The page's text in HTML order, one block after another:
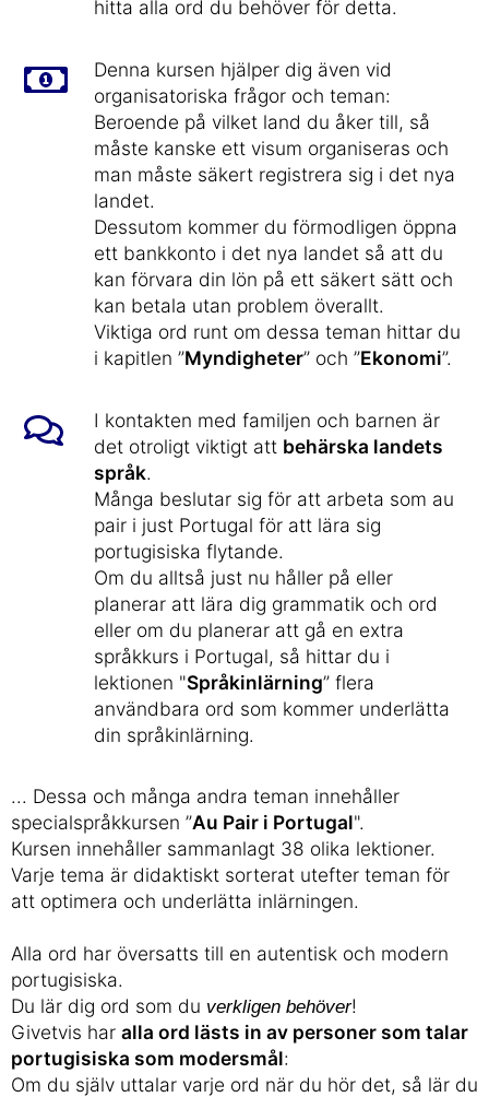
hitta alla ord du behöver för detta.
Denna kursen hjälper dig även vid
organisatoriska frågor och teman:
Beroende på vilket land du åker till, så
måste kanske ett visum organiseras och
man måste säkert registrera sig i det nya
landet.
Dessutom kommer du förmodligen öppna
ett bankkonto i det nya landet så att du
kan förvara din lön på ett säkert sätt och
kan betala utan problem överallt.
Viktiga ord runt om dessa teman hittar du
i kapitlen ”Myndigheter” och ”Ekonomi”.
I kontakten med familjen och barnen är
det otroligt viktigt att behärska landets
språk.
Många beslutar sig för att arbeta som au
pair i just Portugal för att lära sig
portugisiska flytande.
Om du alltså just nu håller på eller
planerar att lära dig grammatik och ord
eller om du planerar att gå en extra
språkkurs i Portugal, så hittar du i
lektionen "Språkinlärning” flera
användbara ord som kommer underlätta
din språkinlärning.
... Dessa och många andra teman innehåller
specialspråkkursen ”Au Pair i Portugal".
Kursen innehåller sammanlagt 38 olika lektioner.
Varje tema är didaktiskt sorterat utefter teman för
att optimera och underlätta inlärningen.
Alla ord har översatts till en autentisk och modern
portugisiska.
Du lär dig ord som du verkligen behöver!
Givetvis har alla ord lästs in av personer som talar
portugisiska som modersmål:
Om du själv uttalar varje ord när du hör det, så lär du